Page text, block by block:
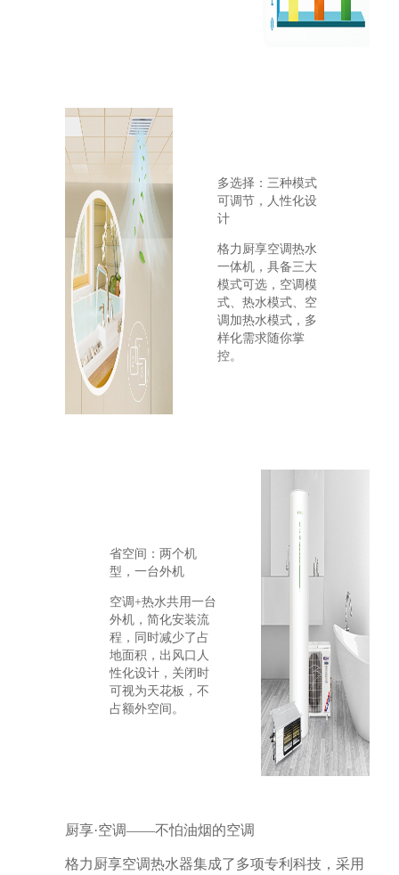
多选择：三种模式
可调节，人性化设
计
格力厨享空调热水
一体机，具备三大
模式可选，空调模
式、热水模式、空
调加热水模式，多
样化需求随你掌
控。
省空间：两个机
型，一台外机
空调+热水共用一台
外机，简化安装流
程，同时减少了占
地面积，出风口人
性化设计，关闭时
可视为天花板，不
占额外空间。
厨享·空调——不怕油烟的空调
格力厨享空调热水器集成了多项专利科技，采用